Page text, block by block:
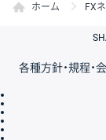
ホーム FX
各種方針・規程・